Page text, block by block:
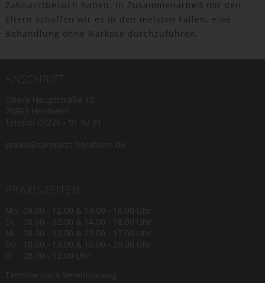
Zahnarztbesuch haben. In Zusammenarbeit mit den
Eltern schaffen wir es in den meisten Fällen, eine
Behandlung ohne Narkose durchzuführen.
ANSCHRIFT
Obere Hauptstraße 13
76863 Herxheim
Telefon 07276 - 91 92 91
praxis@zahnarzt-herxheim.de
PRAXISZEITEN
Mo
08.00 - 12.00 & 14.00 - 18.00 Uhr
Di
08.00 - 12.00 & 14.00 - 18.00 Uhr
Mi
08.00 - 12.00 & 13.00 - 17.00 Uhr
Do
10.00 - 13.00 & 15.00 - 20.00 Uhr
Fr
08.00 - 12.00 Uhr
Termine nach Vereinbarung